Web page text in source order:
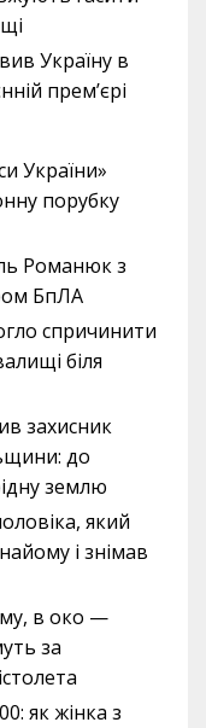
Україну в
прем’єрі
України»
порубку
Романюк з
БпЛА
спричинити
біля
захисник
до
землю
який
і знімав
в око —
за
як жінка з